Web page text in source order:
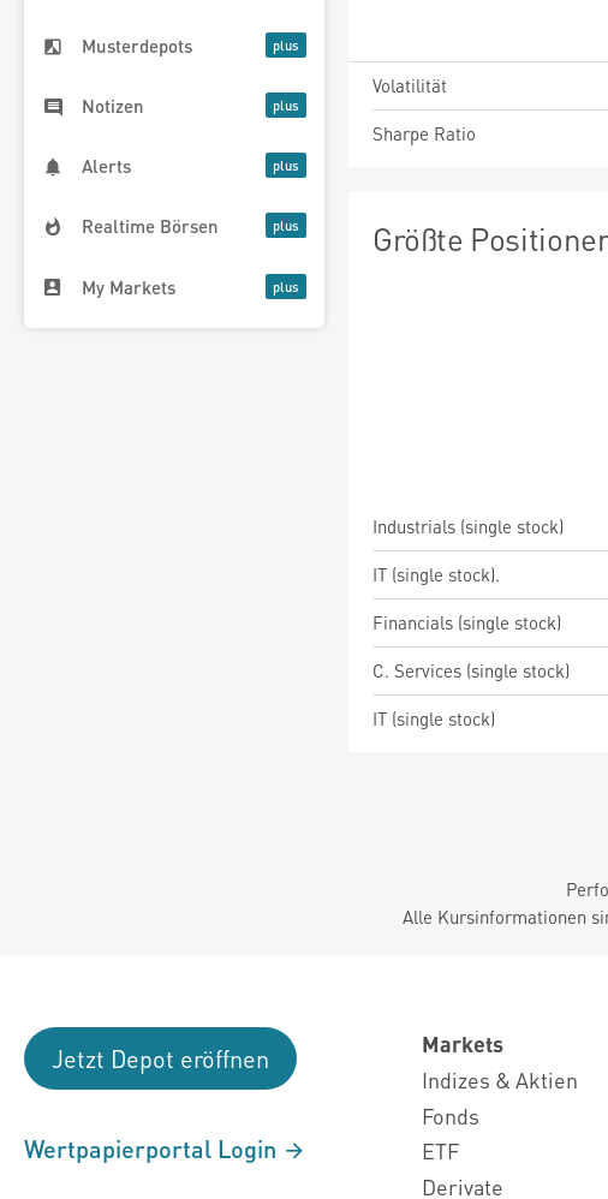
Musterdepots
Notizen
Alerts
Realtime Börsen
My Markets
Volatilität
Sharpe Ratio
Größte
Industrials (single stock)
IT (single stock).
Financials (single stock)
C. Services (single stock)
IT (single stock)
Alle Kursinformationen
Jetzt Depot eröffnen
Wertpapierportal Login
Markets
Indizes & Aktien
Fonds
ETF
Derivate